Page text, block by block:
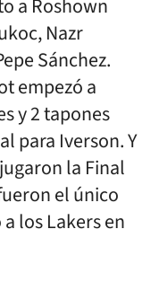
a Roshown
Nazr
Sánchez.
empezó a
y 2 tapones
para Iverson. Y
la Final
el único
los Lakers en